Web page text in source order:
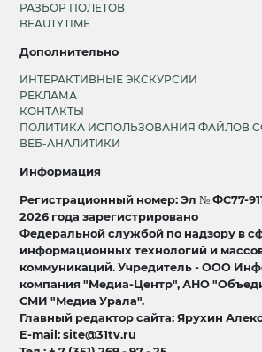
РАЗБОР ПОЛЕТОВ
BEAUTYTIME
Дополнительно
ИНТЕРАКТИВНЫЕ ЭКСКУРСИИ
РЕКЛАМА
КОНТАКТЫ
ПОЛИТИКА ИСПОЛЬЗОВАНИЯ ФАЙЛОВ
ВЕБ-АНАЛИТИКИ
Информация
Регистрационный номер: Эл № ФС77-
2026 года зарегистрировано
Федеральной службой по надзору в
информационных технологий и
коммуникаций. Учредитель - ООО
компания "Медиа-Центр", АНО
СМИ "Медиа Урала".
Главный редактор сайта: Ярухин
E-mail: site@31tv.ru